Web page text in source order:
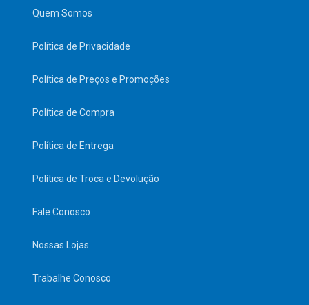
Quem Somos
Política de Privacidade
Política de Preços e Promoções
Política de Compra
Política de Entrega
Política de Troca e Devolução
Fale Conosco
Nossas Lojas
Trabalhe Conosco